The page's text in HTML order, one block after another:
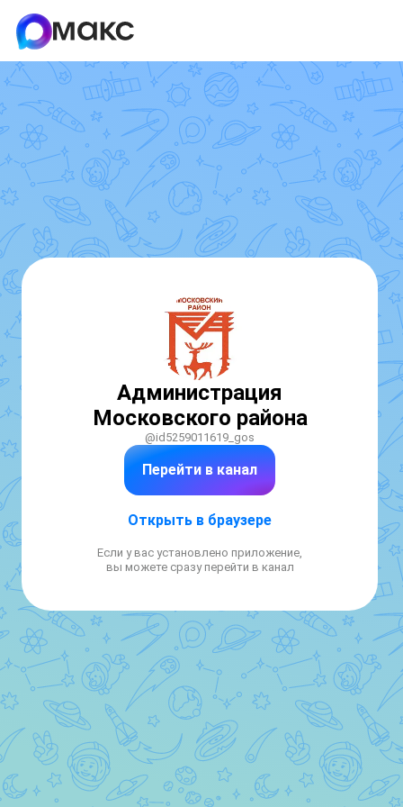
Администрация
Московского района
@id5259011619_gos
Перейти в канал
Открыть в браузере
Если у вас установлено приложение,
вы можете сразу перейти в канал